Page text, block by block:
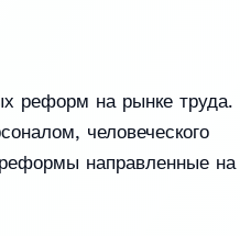
реформ на рынке труда.
человеческого
направленные на